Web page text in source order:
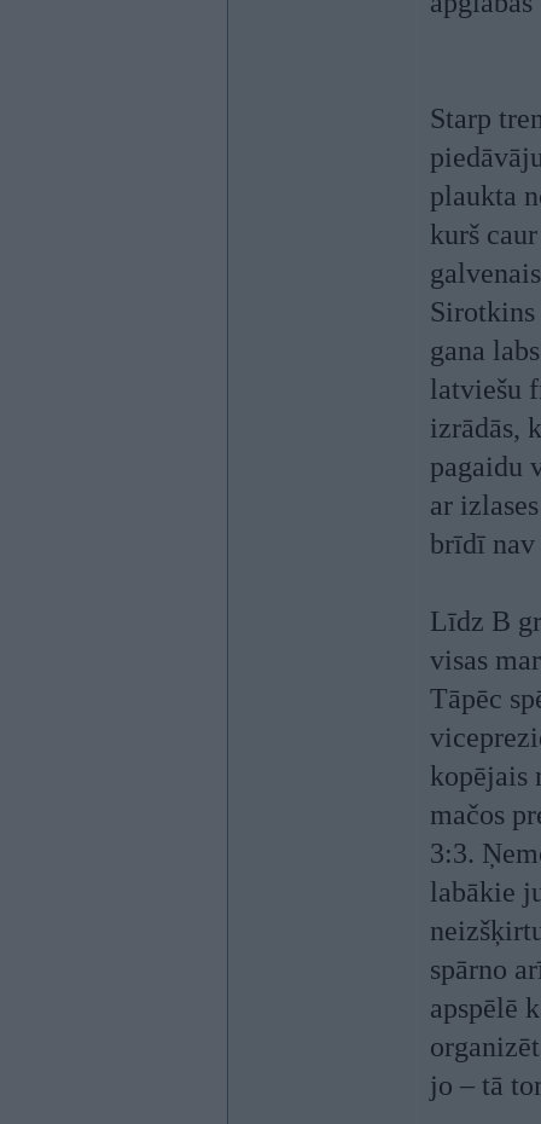
Starp
plaukta
kurš
gana
latviešu
izrādās,
pagaidu
ar
brīdī nav
Līdz B
visas
Tāpēc
kopējais
mačos
3:3.
labākie
spārno
apspēlē
jo – tā